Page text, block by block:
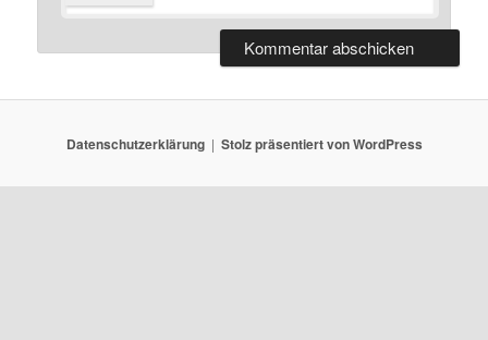
Datenschutzerklärung Stolz präsentiert von WordPress